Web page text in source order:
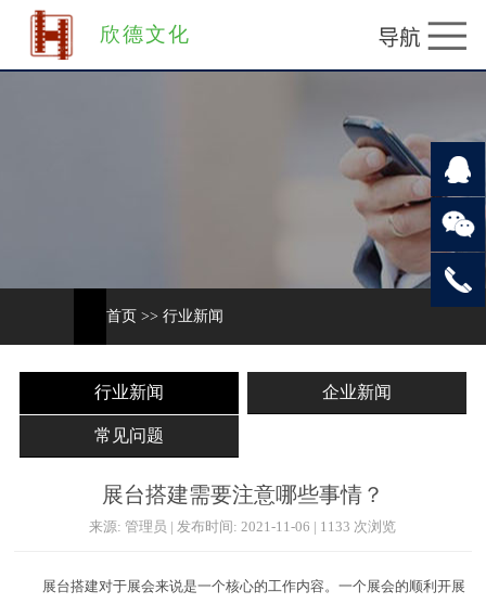
欣德文化
首页 >> 行业新闻
行业新闻 企业新闻
常见问题
展台搭建需要注意哪些事情？
来源: 管理员 | 发布时间: 2021-11-06 | 1133 次浏览
展台搭建对于展会来说是一个核心的工作内容。一个展会的顺利开展